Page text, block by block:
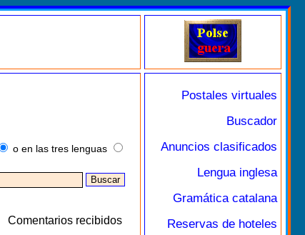
o en las tres lenguas
Comentarios recibidos
Postales virtuales
Buscador
Anuncios clasificados
Lengua inglesa
Gramática catalana
Reservas de hoteles